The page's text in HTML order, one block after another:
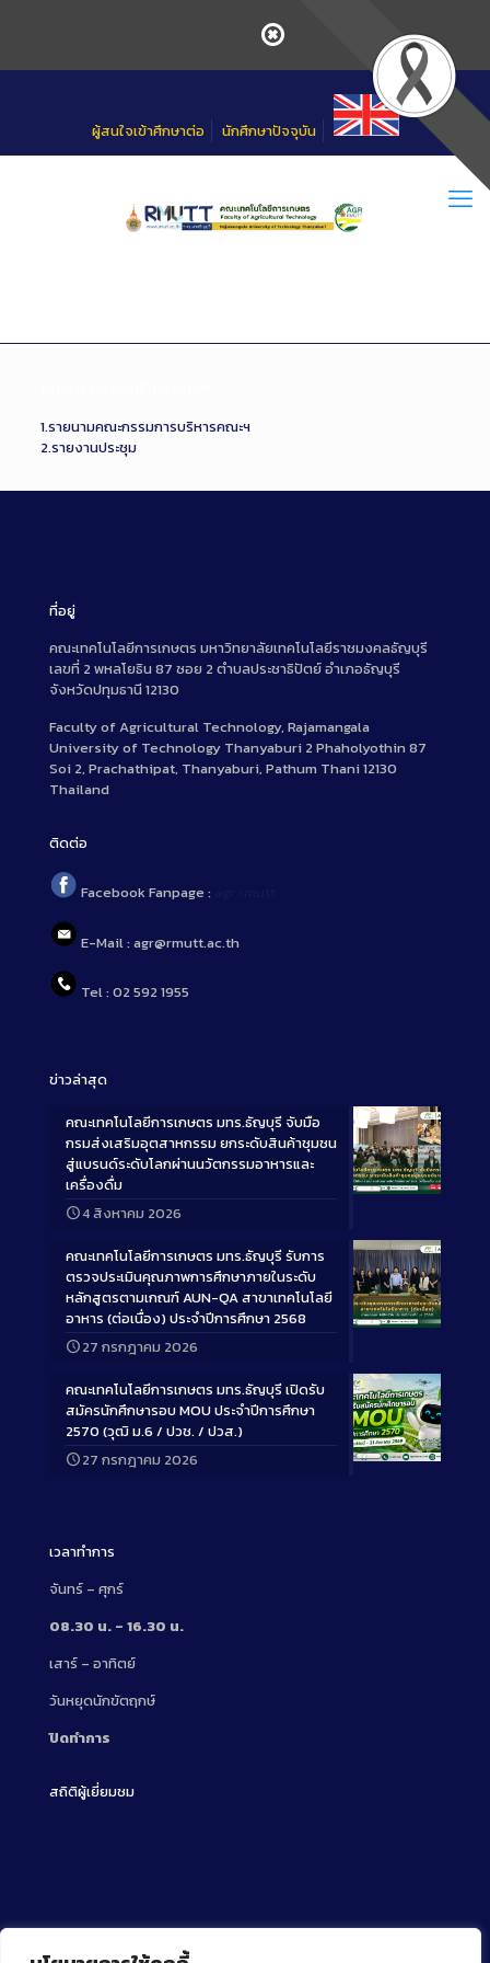
ผู้สนใจเข้าศึกษาต่อ นักศึกษาปัจจุบัน
1.รายนามคณะกรรมการบริหารคณะฯ
2.รายงานประชุม
ที่อยู่
คณะเทคโนโลยีการเกษตร มหาวิทยาลัยเทคโนโลยีราชมงคลธัญบุรี
เลขที่ 2 พหลโยธิน 87 ซอย 2 ตำบลประชาธิปัตย์ อำเภอธัญบุรี
จังหวัดปทุมธานี 12130
Faculty of Agricultural Technology, Rajamangala
University of Technology Thanyaburi 2 Phaholyothin 87
Soi 2, Prachathipat, Thanyaburi, Pathum Thani 12130
Thailand
ติดต่อ
Facebook Fanpage :
E-Mail : agr@rmutt.ac.th
Tel : 02 592 1955
ข่าวล่าสุด
Long
คณะเทคโนโลยีการเกษตร มทร.ธัญบุรี จับมือ
กรมส่งเสริมอุตสาหกรรม ยกระดับสินค้าชุมชน
สู่แบรนด์ระดับโลกผ่านนวัตกรรมอาหารและ
เครื่องดื่ม
4 สิงหาคม 2026
Long
คณะเทคโนโลยีการเกษตร มทร.ธัญบุรี รับการ
ตรวจประเมินคุณภาพการศึกษาภายในระดับ
หลักสูตรตามเกณฑ์ AUN-QA สาขาเทคโนโลยี
อาหาร (ต่อเนื่อง) ประจำปีการศึกษา 2568
27 กรกฎาคม 2026
Long
คณะเทคโนโลยีการเกษตร มทร.ธัญบุรี เปิดรับ
สมัครนักศึกษารอบ MOU ประจำปีการศึกษา
2570 (วุฒิ ม.6 / ปวช. / ปวส.)
27 กรกฎาคม 2026
เวลาทำการ
จันทร์ – ศุกร์
08.30 น. – 16.30 น.
เสาร์ – อาทิตย์
วันหยุดนักขัตฤกษ์
ปิดทำการ
สถิติผู้เยี่ยมชม